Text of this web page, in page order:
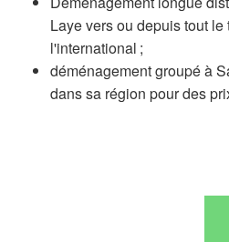
Laye vers ou depuis tout
l'international ;
déménagement groupé à
dans sa région pour des